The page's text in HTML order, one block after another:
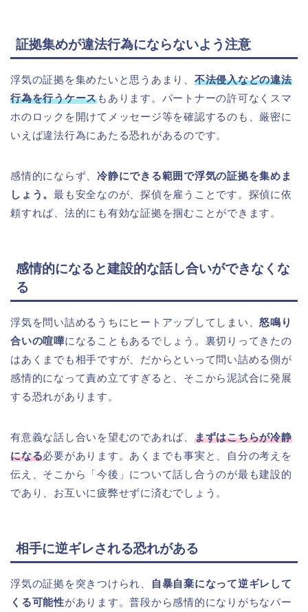
証拠集めが違法行為にならないよう注意
浮気の証拠を集めたいと思うあまり、 不法侵入などの違法
行為を行うケースもあります。パートナーの許可なくスマ
ホのロックを開けてメッセージ等を確認するのも、厳密に
いえば違法行為にあたる恐れがあるのです。
感情的にならず、 冷静にできる範囲で浮気の証拠を集めま
しょう。 最も安全なのが、探偵を雇うことです。探偵に依
頼すれば、法的にも有効な証拠を掴むことができます。
感情的になると建設的な話し合いができなくな
る
浮気を問い詰めるうちにヒートアップしてしまい、怒鳴り
合いの喧嘩になることもあるでしょう。裏切りってきたの
はあくまでも相手ですが、だからといって問い詰める側が
感情的になって責め立てすぎると、そこから泥試合に発展
する恐れがあります。
有意義な話し合いを望むのであれば、 まずはこちらが冷静
になる必要があります。あくまでも事実と、自分の考えを
伝え、そこから「今後」について話し合うのが最も建設的
であり、お互いに疲弊せずに済むでしょう。
相手に逆ギレされる恐れがある
浮気の証拠を突きつけられ、
自暴自棄になって逆ギレして
くる可能性があります。普段から感情的になりがちなパー